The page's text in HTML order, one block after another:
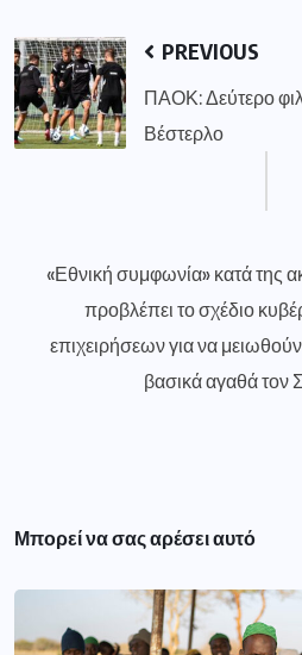
PREVIOUS
ΠΑΟΚ: Δεύτερο
Βέστερλο
«Εθνική συμφωνία» κατά της
προβλέπει το σχέδιο
επιχειρήσεων για να μειωθούν
βασικά αγαθά τον
Μπορεί να σας αρέσει αυτό